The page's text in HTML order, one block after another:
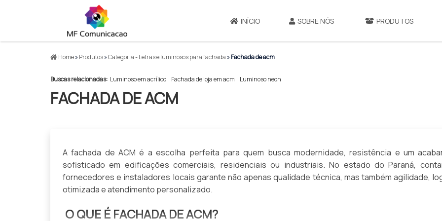
INÍCIO SOBRE NÓS PRODUTOS
Home»Produtos»Categoria - Letras e luminosos para fachada »Fachada de acm
Buscas relacionadas: Luminoso em acrílico Fachada de loja em acm Luminoso neon
FACHADA DE ACM
A fachada de ACM é a escolha perfeita para quem busca modernidade, resistência e um
sofisticado em edificações comerciais, residenciais ou industriais. No estado do Paraná,
fornecedores e instaladores locais garante não apenas qualidade técnica, mas também agilidade,
otimizada e atendimento personalizado.
O QUE É FACHADA DE ACM?